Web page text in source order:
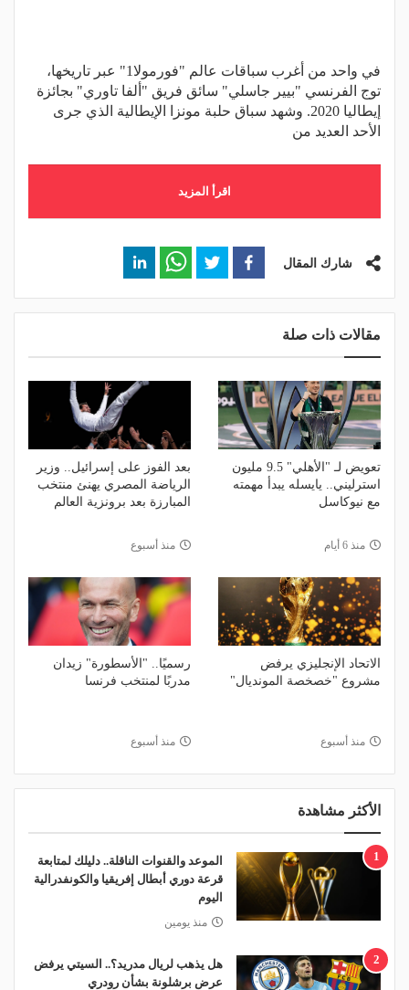
في واحد من أغرب سباقات عالم "فورمولا1" عبر تاريخها،
توج الفرنسي "بيير جاسلي" سائق فريق "ألفا تاوري" بجائزة
إيطاليا 2020. وشهد سباق حلبة مونزا الإيطالية الذي جرى
الأحد العديد من
اقرأ المزيد
شارك المقال
مقالات ذات صلة
تعويض لـ "الأهلي" 9.5 مليون
استرليني.. يايسله يبدأ مهمته
مع نيوكاسل
منذ 6 أيام
بعد الفوز على إسرائيل.. وزير
الرياضة المصري يهنئ منتخب
المبارزة بعد برونزية العالم
منذ أسبوع
الاتحاد الإنجليزي يرفض
مشروع "خصخصة المونديال"
منذ أسبوع
رسميًا.. "الأسطورة" زيدان
مدربًا لمنتخب فرنسا
منذ أسبوع
الأكثر مشاهدة
1
الموعد والقنوات الناقلة.. دليلك لمتابعة
قرعة دوري أبطال إفريقيا والكونفدرالية
اليوم
منذ يومين
2
هل يذهب لريال مدريد؟.. السيتي يرفض
عرض برشلونة بشأن رودري